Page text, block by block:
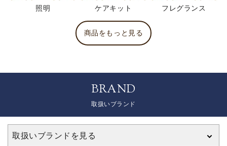
照明 ケアキット フレグランス
商品をもっと見る
BRAND
取扱いブランド
取扱いブランドを見る